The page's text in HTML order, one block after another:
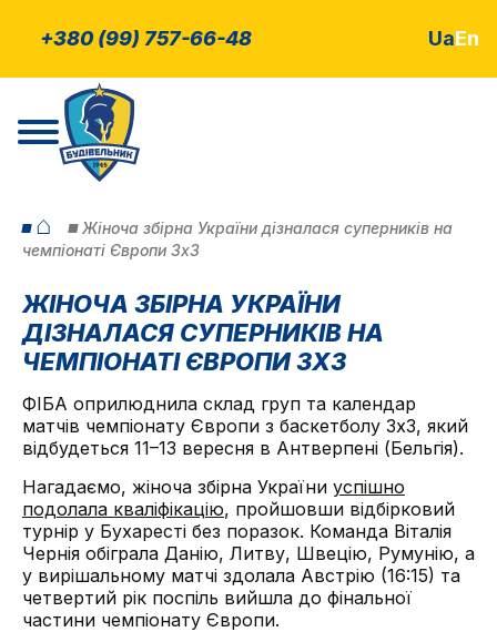
+380 (99) 757-66-48 UaEn
⌂
Жіноча збірна України дізналася суперників на
чемпіонаті Європи 3х3
ЖІНОЧА ЗБІРНА УКРАЇНИ
ДІЗНАЛАСЯ СУПЕРНИКІВ НА
ЧЕМПІОНАТІ ЄВРОПИ 3Х3
ФІБА оприлюднила склад груп та календар
матчів чемпіонату Європи з баскетболу 3х3, який
відбудеться 11–13 вересня в Антверпені (Бельгія).
Нагадаємо, жіноча збірна України успішно
подолала кваліфікацію, пройшовши відбірковий
турнір у Бухаресті без поразок. Команда Віталія
Чернія обіграла Данію, Литву, Швецію, Румунію, а
у вирішальному матчі здолала Австрію (16:15) та
четвертий рік поспіль вийшла до фінальної
частини чемпіонату Європи.